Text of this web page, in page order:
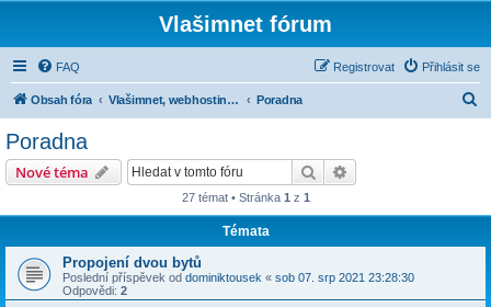
Vlašimnet fórum
FAQ Přihlásit se
Registrovat
Obsah fóra Vlašimnet, webhosting, IP televize, IP telefonie a ostatní Poradna
Poradna
Nové téma Hledat
27 témat • Stránka 1 z 1
Témata
Propojení dvou bytů
Poslední příspěvek od dominiktousek « sob 07. srp 2021 23:28:30
Odpovědi: 2